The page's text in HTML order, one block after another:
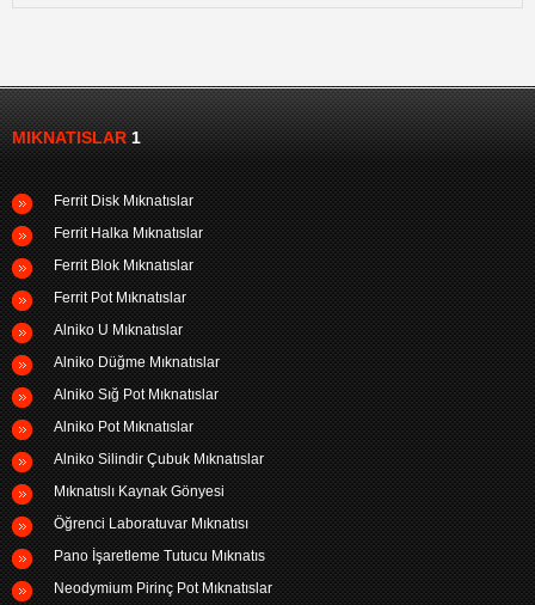
MIKNATISLAR1
Ferrit Disk Mıknatıslar
Ferrit Halka Mıknatıslar
Ferrit Blok Mıknatıslar
Ferrit Pot Mıknatıslar
Alniko U Mıknatıslar
Alniko Düğme Mıknatıslar
Alniko Sığ Pot Mıknatıslar
Alniko Pot Mıknatıslar
Alniko Silindir Çubuk Mıknatıslar
Mıknatıslı Kaynak Gönyesi
Öğrenci Laboratuvar Mıknatısı
Pano İşaretleme Tutucu Mıknatıs
Neodymium Pirinç Pot Mıknatıslar